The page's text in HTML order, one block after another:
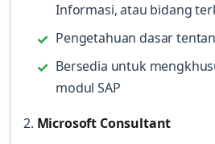
Informasi, atau bidang
Pengetahuan dasar
Bersedia untuk
modul SAP
2. Microsoft Consultant